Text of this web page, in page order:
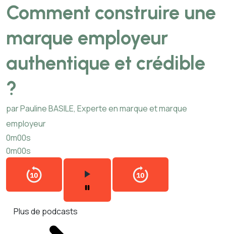
Comment construire une
marque employeur
authentique et crédible
?
par Pauline BASILE, Experte en marque et marque
employeur
0m00s
0m00s
Plus de podcasts